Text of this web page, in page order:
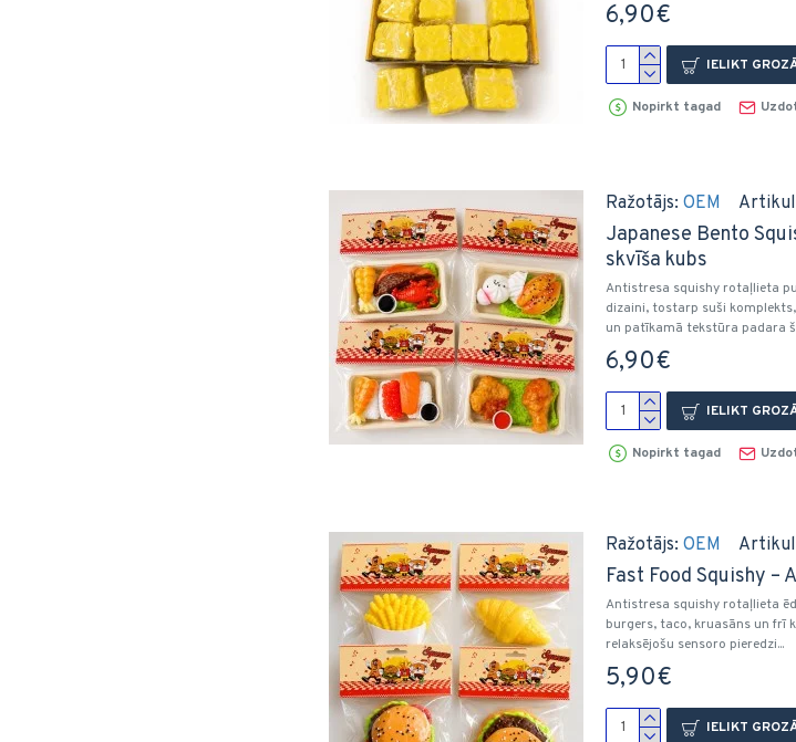
6,90€
IELIKT
Nopirkt tagad
Ražotājs: OEM
Japanese Bento
skvīša kubs
Antistresa squishy rotaļlieta
dizaini, tostarp suši
un patīkamā tekstūra padara
6,90€
IELIKT
Nopirkt tagad
Ražotājs: OEM
Fast Food Squishy
Antistresa squishy rotaļlieta
burgers, taco, kruasāns un frī
relaksējošu sensoro pieredzi...
5,90€
IELIKT